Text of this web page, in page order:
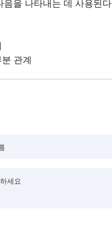
음을 나타내는 데 사용된
관계